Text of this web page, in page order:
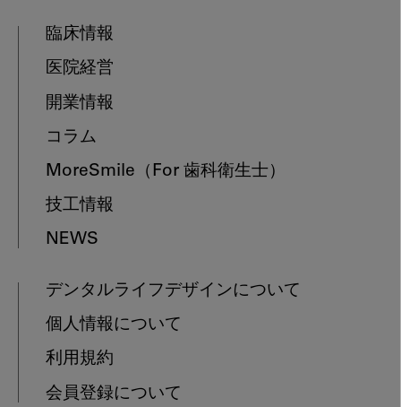
臨床情報
医院経営
開業情報
コラム
MoreSmile （For 歯科衛生士）
技工情報
NEWS
デンタルライフデザインについて
個人情報について
利用規約
会員登録について